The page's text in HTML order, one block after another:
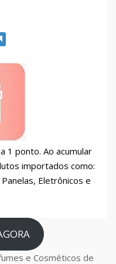
1 ponto. Ao acumular
importados como:
Eletrônicos e
e Cosméticos de